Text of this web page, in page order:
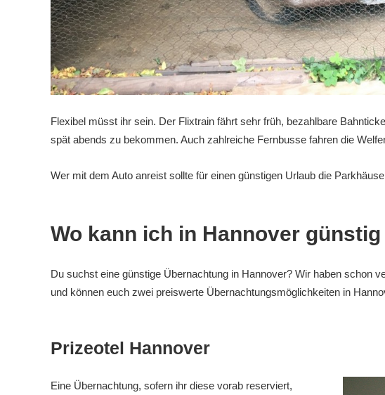
Flexibel müsst ihr sein. Der Flixtrain fährt sehr früh, bezahlbare
spät abends zu bekommen. Auch zahlreiche Fernbusse fahren die
Wer mit dem Auto anreist sollte für einen günstigen Urlaub die
Wo kann ich in Hannover
Du suchst eine günstige Übernachtung in Hannover? Wir haben schon
und können euch zwei preiswerte Übernachtungsmöglichkeiten in
Prizeotel Hannover
Eine Übernachtung, sofern ihr diese vorab reserviert,